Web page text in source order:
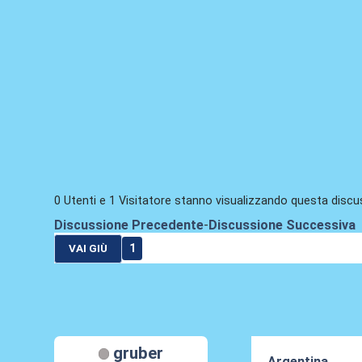
0 Utenti e 1 Visitatore stanno visualizzando questa
Discussione Precedente- Discussione Successiva
VAI GIÙ 1
gruber